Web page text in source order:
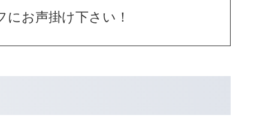
お声掛け下さい！